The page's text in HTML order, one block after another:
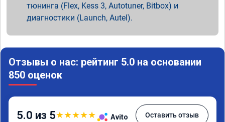
тюнинга (Flex, Kess 3, Autotuner, Bitbox) и
диагностики (Launch, Autel).
Отзывы о нас: рейтинг 5.0 на основании
850 оценок
5.0 из 5★★★★★ Avito Оставить отзыв